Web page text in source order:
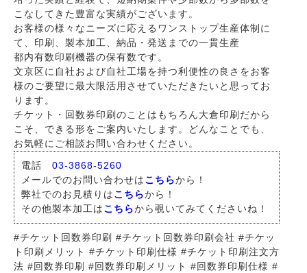
こなしてきた豊富な実績がございます。
お客様の様々なニーズに応えるワンストップ生産体制に
て、印刷、製本加工、納品・発送までの一貫生産
都内有数印刷機器の保有数です。
文京区に自社および自社工場を持つ利便性の良さをお客
様のご要望に最大限活用させていただきたいと思ってお
ります。
チケット・回数券印刷のことはもちろん大倉印刷だから
こそ、できる形をご案内いたします。どんなことでも、
お気軽にご相談お問い合わせください。
電話 03-3868-5260
メールでのお問い合わせはこちらから！
弊社でのお見積りはこちらから！
その他製本加工はこちらから覗いてみてくださいね！
#チケット回数券印刷 #チケット回数券印刷会社 #チケッ
ト印刷メリット #チケット印刷仕様 #チケット印刷注文方
法 #回数券印刷 #回数券印刷メリット #回数券印刷仕様 #